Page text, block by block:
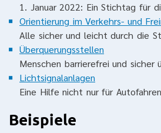
1. Januar 2022: Ein Stichtag für
Orientierung im Verkehrs- und
Alle sicher und leicht durch die
Überquerungsstellen
Menschen barrierefrei und sicher
Lichtsignalanlagen
Eine Hilfe nicht nur für
Beispiele